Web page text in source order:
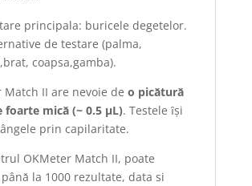
principala: buricele degetelor.
de testare (palma,
coapsa,gamba).
Match II are nevoie de o picǎturǎ
foarte micǎ (~ 0.5 µL). Testele ȋşi
prin capilaritate.
OKMeter Match II, poate
la 1000 rezultate, data si